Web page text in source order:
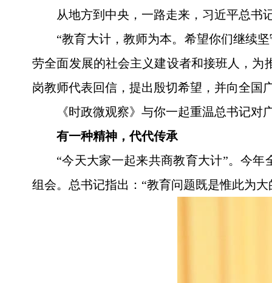
从地方到中央，一路走来，习近平总书
“教育大计，教师为本。希望你们继续
劳全面发展的社会主义建设者和接班人，为
岗教师代表回信，提出殷切希望，并向全国
《时政微观察》与你一起重温总书记
有一种精神，代代传承
“今天大家一起来共商教育大计”。今
组会。总书记指出：“教育问题既是惟此为